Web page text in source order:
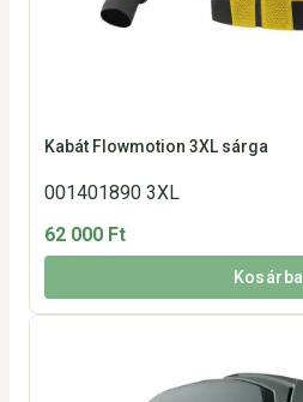
Kabát Flowmotion 3XL sárga
001401890 3XL
62 000 Ft
Kosárba